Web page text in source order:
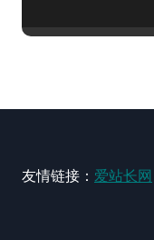
友情链接： 爱站长网